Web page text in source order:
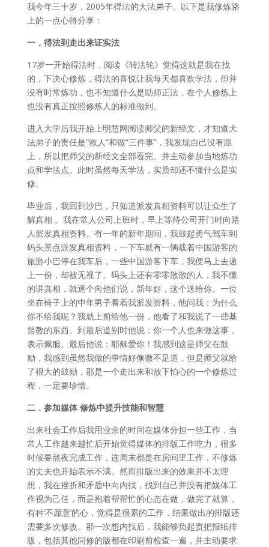
我今年三十岁，2005年得法的大法弟子。以下是我修炼路
上的一点心得分享：
一，得法到走出来证实法
17岁一开始得法时，阅读《转法轮》觉得这就是我在找
的，下决心修炼，得法的喜悦让我每天都喜欢学法，但并
没有时常炼功，也不知道什么是助师正法，在个人修炼上
也没有真正按照修炼人的标准做到。
进入大学后我开始上明慧网阅读师父的新经文，才知道大
法弟子的责任是“救人”和做“三件事”，我发现自己没有跟
上，所以把师父的新经文全部看完。并主动参加当地炼功
点和学法点。此时虽然每天学法，实质却还不懂什么是实
修。
毕业后，我回到沙巴，只知道派发真相资料可以让众生了
解真相 。我在常人公司上班时，早上等待公司开门时向路
人派发真相资料。有一年的新年期间，我鼓起勇气驾车到
码头景点派发真相资料，一下车就有一辆载着中国游客的
旅游小巴停在我车后，一些中国游客下车，我便马上去递
上一份，却被无视了。码头上还有零零散散的人，我不懂
的讲真相，就逐个向他们说，新年好，这个送给你。一位
坐在椅子上的中年男子看着我派发资料，他问我：为什么
你不给我呢？我就上前给他一份，他看了和我说了一些基
督教的东西。到最后道别时他说：你一个人也来做这事，
表示佩服。最后他说：耶稣爱你！我感到这是师父在鼓
励，我感到虽然我做的事情好像微不足道，但是师父就给
了很大的鼓励，那是一个走出来和放下怕心的一个修炼过
程，一定要珍惜。
二．参加媒体 修炼中提升技能和智慧
出来社会工作后我用业余的时间在媒体分担一些工作，当
常人工作越来越忙后开始觉得媒体的排版工作吃力，很多
时候要熬夜完成工作，连周末都是在房间里工作，不修炼
的丈夫也开始表示不满。然而排版出来的效果并不太理
想，我在挫折和矛盾中向内找，找到自己并没有把媒体工
作视为己任，而是抱着帮帮忙的心态在做，做完了就算，
有种‘不愿意’的心，觉得是很累的工作，结果做出的排版还
需要多次修改。那一次想内找后，我能够负起责把报纸排
版，包括其他同修的版都在印刷前检查一遍，并主动要求